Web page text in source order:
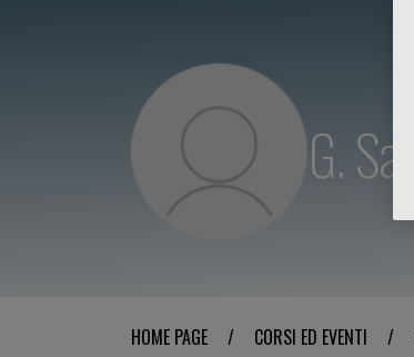
G. Sala
HOME PAGE / CORSI ED EVENTI /